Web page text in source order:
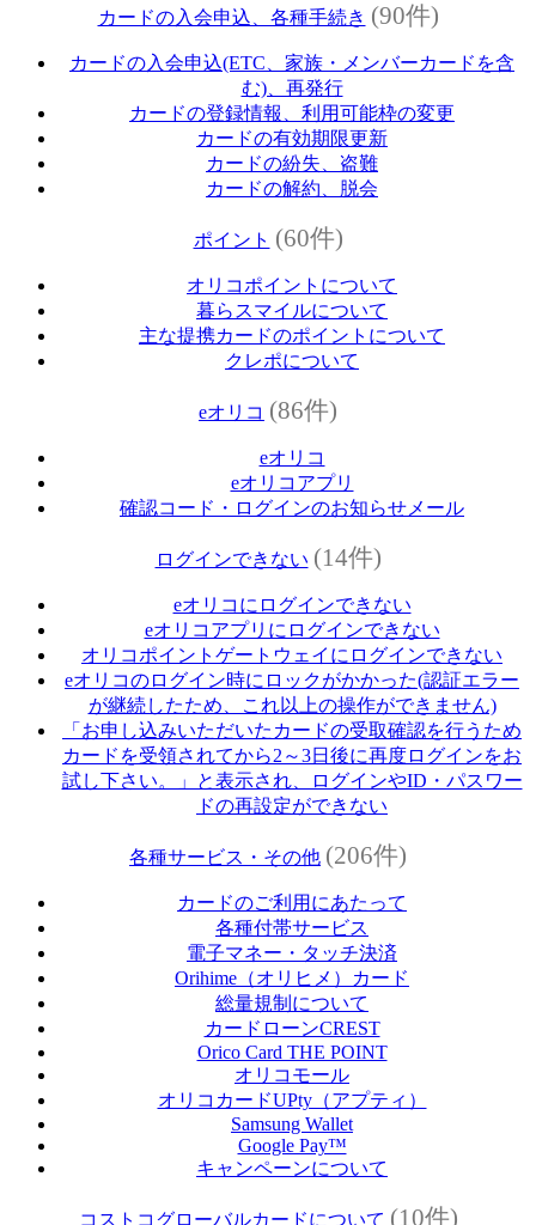
カードの入会申込、各種手続き (90件)
カードの入会申込(ETC、家族・メンバーカードを含
む)、再発行
カードの登録情報、利用可能枠の変更
カードの有効期限更新
カードの紛失、盗難
カードの解約、脱会
ポイント (60件)
オリコポイントについて
暮らスマイルについて
主な提携カードのポイントについて
クレポについて
eオリコ (86件)
eオリコ
eオリコアプリ
確認コード・ログインのお知らせメール
ログインできない (14件)
eオリコにログインできない
eオリコアプリにログインできない
オリコポイントゲートウェイにログインできない
eオリコのログイン時にロックがかかった(認証エラー
が継続したため、これ以上の操作ができません)
「お申し込みいただいたカードの受取確認を行うため
カードを受領されてから2～3日後に再度ログインをお
試し下さい。」と表示され、ログインやID・パスワー
ドの再設定ができない
各種サービス・その他 (206件)
カードのご利用にあたって
各種付帯サービス
電子マネー・タッチ決済
Orihime（オリヒメ）カード
総量規制について
カードローンCREST
Orico Card THE POINT
オリコモール
オリコカードUPty（アプティ）
Samsung Wallet
Google Pay™
キャンペーンについて
コストコグローバルカードについて (10件)